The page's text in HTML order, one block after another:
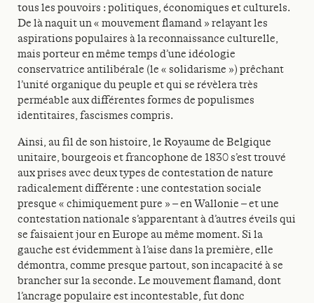
tous les pouvoirs : politiques, économiques et culturels.
De là naquit un « mouvement flamand » relayant les
aspirations populaires à la reconnaissance culturelle,
mais porteur en même temps d’une idéologie
conservatrice antilibérale (le « solidarisme ») prêchant
l’unité organique du peuple et qui se révèlera très
perméable aux différentes formes de populismes
identitaires, fascismes compris.
Ainsi, au fil de son histoire, le Royaume de Belgique
unitaire, bourgeois et francophone de 1830 s’est trouvé
aux prises avec deux types de contestation de nature
radicalement différente : une contestation sociale
presque « chimiquement pure » – en Wallonie – et une
contestation nationale s’apparentant à d’autres éveils qui
se faisaient jour en Europe au même moment. Si la
gauche est évidemment à l’aise dans la première, elle
démontra, comme presque partout, son incapacité à se
brancher sur la seconde. Le mouvement flamand, dont
l’ancrage populaire est incontestable, fut donc